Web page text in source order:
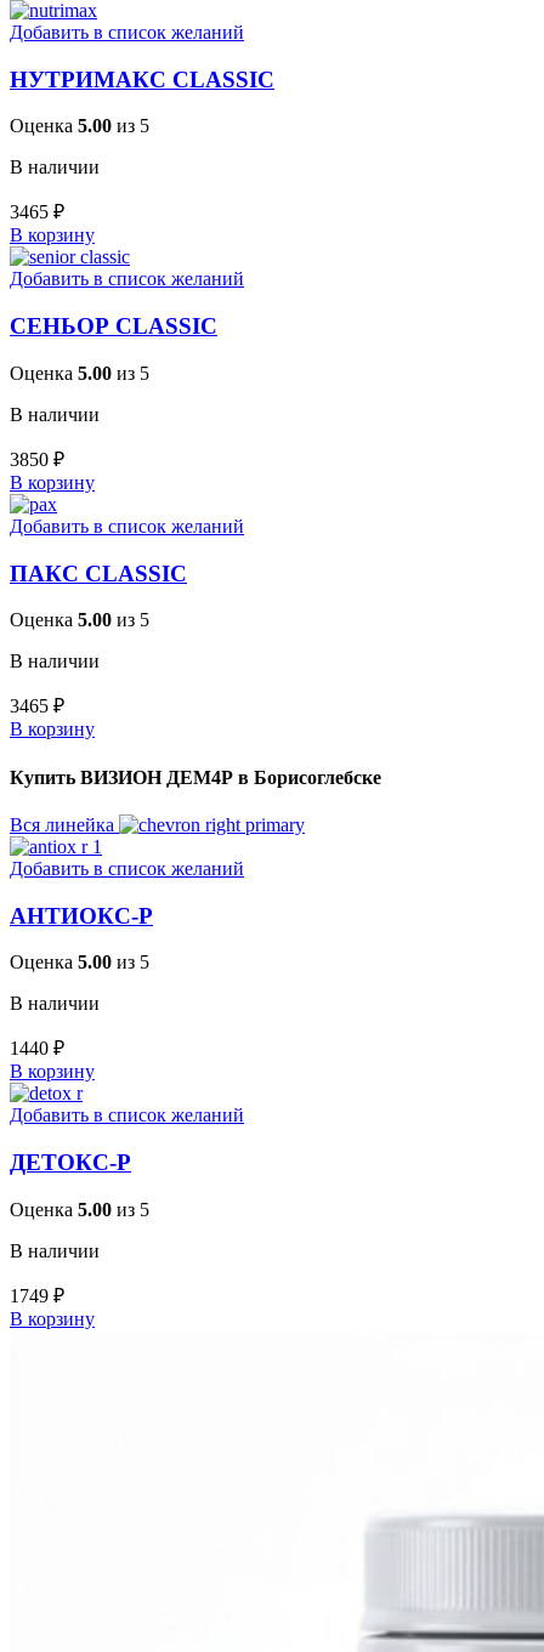
Добавить в список желаний
НУТРИМАКС CLASSIC
Оценка 5.00 из 5
В наличии
3465 ₽
В корзину
Добавить в список желаний
СЕНЬОР CLASSIC
Оценка 5.00 из 5
В наличии
3850 ₽
В корзину
Добавить в список желаний
ПАКС CLASSIC
Оценка 5.00 из 5
В наличии
3465 ₽
В корзину
Купить ВИЗИОН ДЕМ4Р в Борисоглебске
Вся линейка
Добавить в список желаний
АНТИОКС-Р
Оценка 5.00 из 5
В наличии
1440 ₽
В корзину
Добавить в список желаний
ДЕТОКС-Р
Оценка 5.00 из 5
В наличии
1749 ₽
В корзину